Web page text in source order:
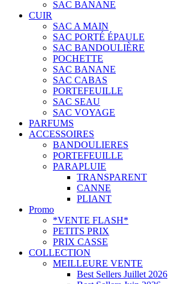
SAC BANANE
CUIR
SAC A MAIN
SAC PORTÉ ÉPAULE
SAC BANDOULIÈRE
POCHETTE
SAC BANANE
SAC CABAS
PORTEFEUILLE
SAC SEAU
SAC VOYAGE
PARFUMS
ACCESSOIRES
BANDOULIERES
PORTEFEUILLE
PARAPLUIE
TRANSPARENT
CANNE
PLIANT
Promo
*VENTE FLASH*
PETITS PRIX
PRIX CASSE
COLLECTION
MEILLEURE VENTE
Best Sellers Juillet 2026